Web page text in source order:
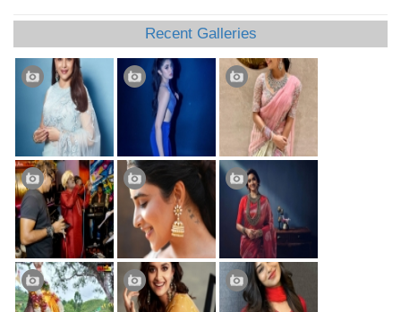
Recent Galleries